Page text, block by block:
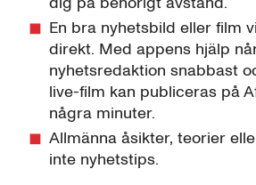
En bra nyhetsbild eller film
direkt. Med appens hjälp
nyhetsredaktion snabbast
live-film kan publiceras på
några minuter.
Allmänna åsikter, teorier
inte nyhetstips.